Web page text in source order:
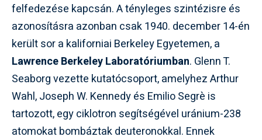
felfedezése kapcsán. A tényleges szintézisre és
azonosításra azonban csak 1940. december 14-én
került sor a kaliforniai Berkeley Egyetemen, a
Lawrence Berkeley Laboratóriumban. Glenn T.
Seaborg vezette kutatócsoport, amelyhez Arthur
Wahl, Joseph W. Kennedy és Emilio Segrè is
tartozott, egy ciklotron segítségével uránium-238
atomokat bombáztak deuteronokkal. Ennek